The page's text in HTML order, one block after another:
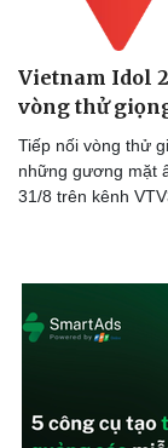
Vietnam Idol
vòng thử
Tiếp nối vòng thử
những gương mặt
31/8 trên kênh